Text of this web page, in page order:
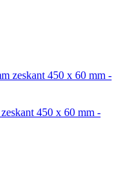
450 x 60 mm -